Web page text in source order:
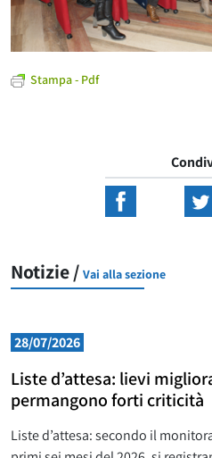
Stampa - Pdf
Notizie / Vai alla sezione
28/07/2026
Liste d’attesa: lievi
permangono forti criticità
Liste d’attesa: secondo il